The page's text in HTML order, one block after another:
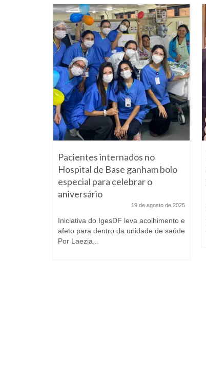
Pacientes internados no
Hospital de Base ganham bolo
especial para celebrar o
aniversário
19 de agosto de 2025
Iniciativa do IgesDF leva acolhimento e
afeto para dentro da unidade de saúde
Por Laezia...